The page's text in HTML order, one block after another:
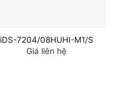
iDS-7204/08HUHI-M1/S
Giá liên hệ